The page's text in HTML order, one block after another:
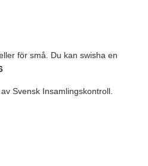
för små. Du kan swisha en
Svensk Insamlingskontroll.